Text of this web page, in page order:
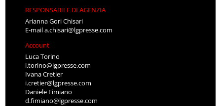
RESPONSABILE DI AGENZIA
Arianna Gori Chisari
E-maila.chisari@lgpresse.com
Account
Luca Torino
l.torino@lgpresse.com
Ivana Cretier
i.cretier@lgpresse.com
Daniele Fimiano
d.fimiano@lgpresse.com